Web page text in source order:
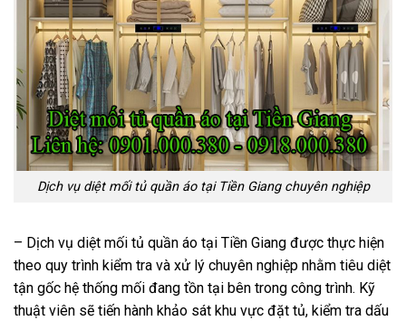
Dịch vụ diệt mối tủ quần áo tại Tiền Giang chuyên nghiệp
– Dịch vụ diệt mối tủ quần áo tại Tiền Giang được thực hiện
theo quy trình kiểm tra và xử lý chuyên nghiệp nhằm tiêu diệt
tận gốc hệ thống mối đang tồn tại bên trong công trình. Kỹ
thuật viên sẽ tiến hành khảo sát khu vực đặt tủ, kiểm tra dấu